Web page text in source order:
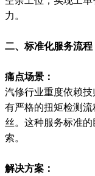
力。
二、标准化服务流
痛点场景：
汽修行业重度依赖
有严格的扭矩检测
丝。这种服务标准
索。
解决方案：